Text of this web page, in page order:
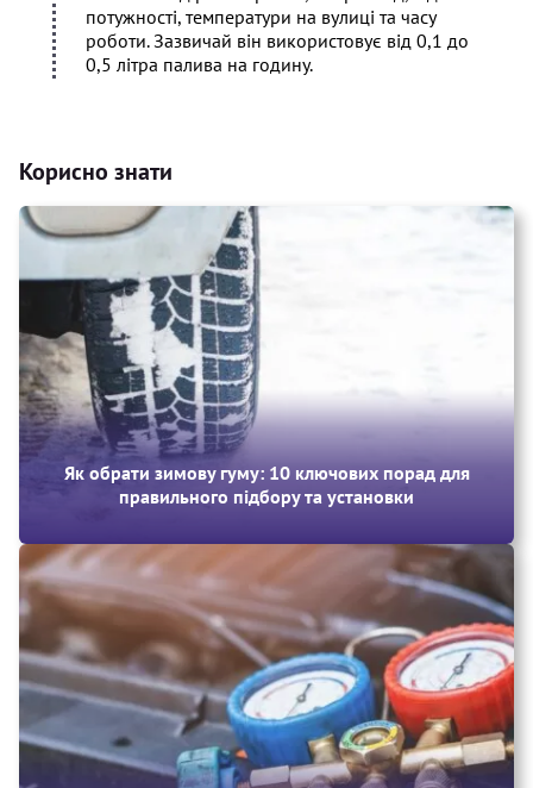
потужності, температури на вулиці та часу
роботи. Зазвичай він використовує від 0,1 до
0,5 літра палива на годину.
Корисно знати
Як обрати зимову гуму: 10 ключових порад для
правильного підбору та установки